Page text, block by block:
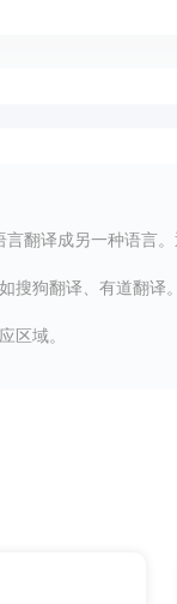
翻译成另一种语言
搜狗翻译、有道翻译。
区域。